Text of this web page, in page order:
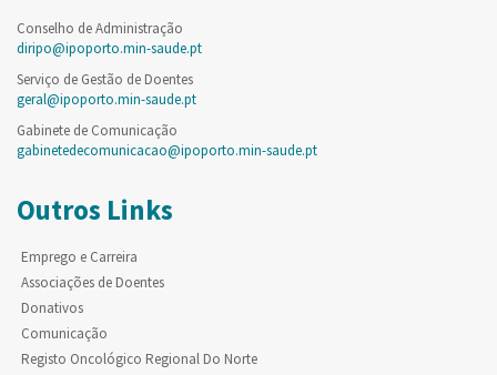
Conselho de Administração
diripo@ipoporto.min-saude.pt
Serviço de Gestão de Doentes
geral@ipoporto.min-saude.pt
Gabinete de Comunicação
gabinetedecomunicacao@ipoporto.min-saude.pt
Outros Links
Emprego e Carreira
Associações de Doentes
Donativos
Comunicação
Registo Oncológico Regional Do Norte